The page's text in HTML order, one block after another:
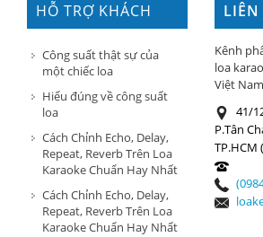
HỖ TRỢ KHÁCH
HÀNG
Công suất thật sự của
một chiếc loa
Hiểu đúng về công suất
loa
Cách Chỉnh Echo, Delay,
Repeat, Reverb Trên Loa
Karaoke Chuẩn Hay Nhất
Cách Chỉnh Echo, Delay,
Repeat, Reverb Trên Loa
Karaoke Chuẩn Hay Nhất
LIÊN
Kênh
loa
Việt
41/
P.Tân
TP.HCM